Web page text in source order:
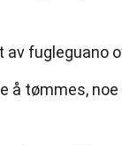
fugleguano
å tømmes,